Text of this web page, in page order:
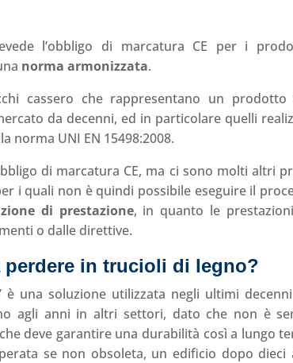
l’obbligo di marcatura CE per i
norma armonizzata.
cassero che rappresentano un prodotto
da decenni, ed in particolare quelli
norma UNI EN 15498:2008.
di marcatura CE, ma ci sono molti altri
i quali non è quindi possibile eseguire il
di prestazione, in quanto le
o dalle direttive.
in trucioli di legno?
è una soluzione utilizzata negli ultimi
agli anni in altri settori, dato che non è
deve garantire una durabilità così a lungo
se non obsoleta, un edificio dopo dieci